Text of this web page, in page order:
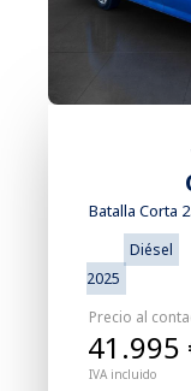
Batalla Corta
Diésel
2025
Precio al
IVA incluido
41.995